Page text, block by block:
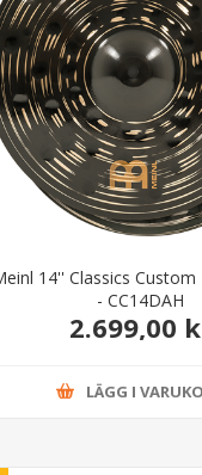
14'' Classics
- CC14DAH
2.699,00
LÄGG I